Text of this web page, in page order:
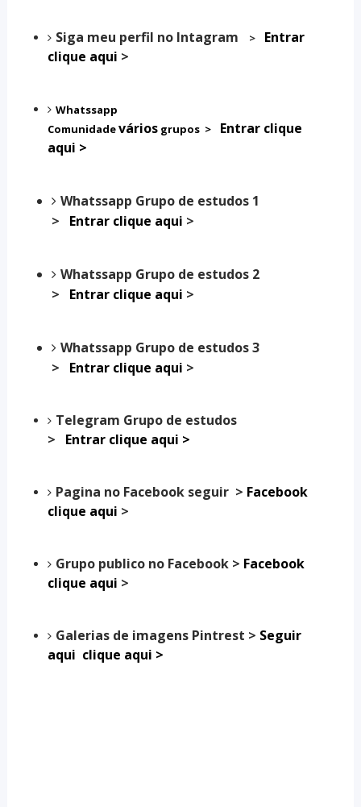
Siga meu perfil no Intagram >
Entrar
clique aqui >
Whatssapp
Comunidadeváriosgrupos >
Entrar clique
aqui >
Whatssapp Grupo de estudos 1
>
Entrar clique aqui >
Whatssapp Grupo de estudos 2
>
Entrar clique aqui >
Whatssapp Grupo de estudos 3
>
Entrar clique aqui >
Telegram Grupo de estudos
>
Entrar clique aqui >
Pagina no Facebook seguir > Facebook
clique aqui >
Grupo publico no Facebook > Facebook
clique aqui >
Galerias de imagens Pintrest > Seguir
aqui clique aqui >